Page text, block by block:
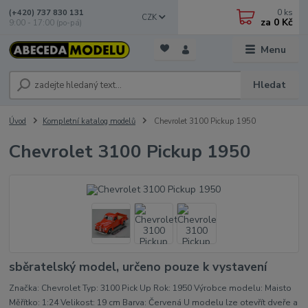
Menu
CZK
Hledat
(+420) 737 830 131
9:00 - 17:00 (po-pá)
0 ks
za 0 Kč
Úvod Kompletní katalog modelů Chevrolet 3100 Pickup 1950
Chevrolet 3100 Pickup 1950
sběratelský model, určeno pouze k vystavení
Značka: Chevrolet Typ: 3100 Pick Up Rok: 1950 Výrobce modelu: Maisto
Měřítko: 1:24 Velikost: 19 cm Barva: Červená U modelu lze otevřít dveře a